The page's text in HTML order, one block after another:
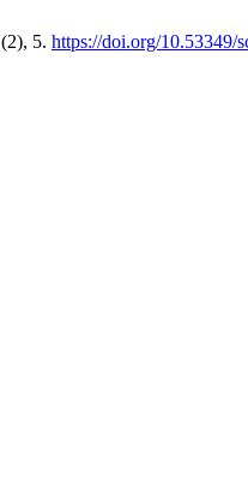
(2), 5. https://doi.org/10.53349/